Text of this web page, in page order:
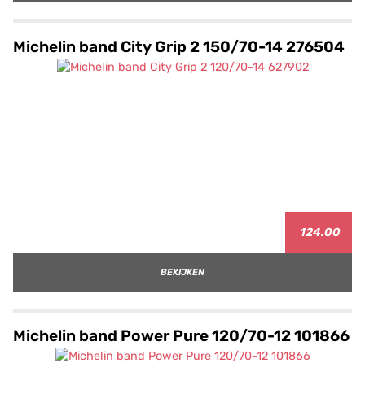
Michelin band City Grip 2 150/70-14 276504
124.00
BEKIJKEN
Michelin band Power Pure 120/70-12 101866